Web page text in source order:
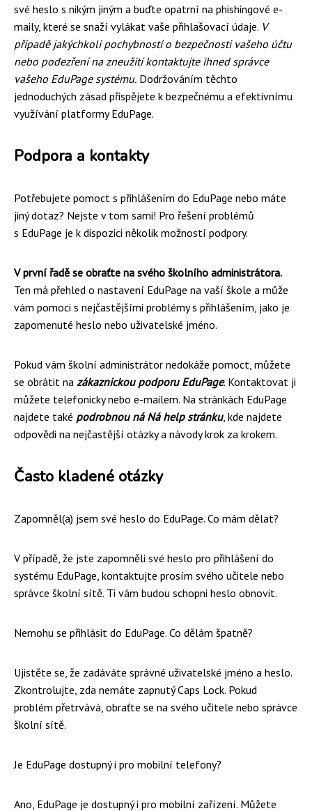
své heslo s nikým jiným a buďte opatrní na phishingové e-
maily, které se snaží vylákat vaše přihlašovací údaje. V
případě jakýchkoli pochybností o bezpečnosti vašeho účtu
nebo podezření na zneužití kontaktujte ihned správce
vašeho EduPage systému. Dodržováním těchto
jednoduchých zásad přispějete k bezpečnému a efektivnímu
využívání platformy EduPage.
Podpora a kontakty
Potřebujete pomoct s přihlášením do EduPage nebo máte
jiný dotaz? Nejste v tom sami! Pro řešení problémů
s EduPage je k dispozici několik možností podpory.
V první řadě se obraťte na svého školního administrátora.
Ten má přehled o nastavení EduPage na vaší škole a může
vám pomoci s nejčastějšími problémy s přihlášením, jako je
zapomenuté heslo nebo uživatelské jméno.
Pokud vám školní administrátor nedokáže pomoct, můžete
se obrátit na zákaznickou podporu EduPage. Kontaktovat ji
můžete telefonicky nebo e-mailem. Na stránkách EduPage
najdete také podrobnou ná Ná help stránku, kde najdete
odpovědi na nejčastější otázky a návody krok za krokem.
Často kladené otázky
Zapomněl(a) jsem své heslo do EduPage. Co mám dělat?
V případě, že jste zapomněli své heslo pro přihlášení do
systému EduPage, kontaktujte prosím svého učitele nebo
správce školní sítě. Ti vám budou schopni heslo obnovit.
Nemohu se přihlásit do EduPage. Co dělám špatně?
Ujistěte se, že zadáváte správné uživatelské jméno a heslo.
Zkontrolujte, zda nemáte zapnutý Caps Lock. Pokud
problém přetrvává, obraťte se na svého učitele nebo správce
školní sítě.
Je EduPage dostupný i pro mobilní telefony?
Ano, EduPage je dostupný i pro mobilní zařízení. Můžete